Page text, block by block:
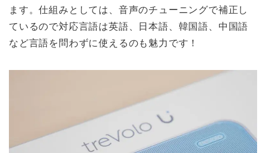
ます。仕組みとしては、音声のチューニングで補正し
ているので対応言語は英語、日本語、韓国語、中国語
など言語を問わずに使えるのも魅力です！